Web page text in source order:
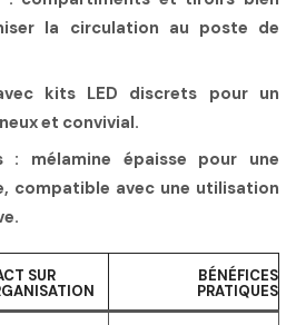
la circulation au poste de
kits LED discrets pour un
et convivial.
: mélamine épaisse pour une
compatible avec une utilisation
SUR
BÉNÉFICES
PRATIQUES